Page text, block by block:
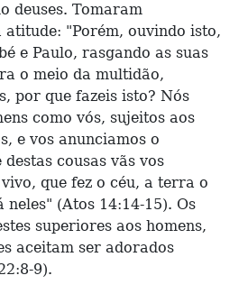
deuses. Tomaram
atitude: "Porém, ouvindo isto,
e Paulo, rasgando as suas
o meio da multidão,
por que fazeis isto? Nós
como vós, sujeitos aos
e vos anunciamos o
cousas vãs vos
que fez o céu, a terra o
neles" (Atos 14:14-15). Os
superiores aos homens,
aceitam ser adorados
9).